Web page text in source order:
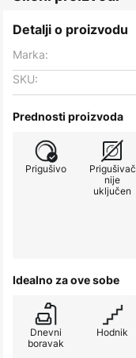
Detalji o proizvodu
Marka:
SKU:
Prednosti proizvoda
Prigušivo
Prigušivač
nije
uključen
Idealno za ove sobe
Dnevni
boravak
Hodnik